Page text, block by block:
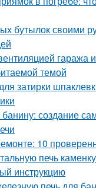
бутылок своими
гаража
темой
затирки
создание
10
печь
инструкцию